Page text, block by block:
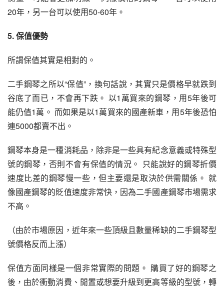
20年，另一台可以使用50-60年。
5. 保值優勢
所謂保值其實是相對的。
二手鋼琴之所以“保值”，換句話說，其實只是價格早就跌到
谷底了而已，不會再下跌。 以1萬買來的鋼琴，用5年後可
能仍值1萬。 而如果是以1萬買來的國產新車，用5年後恐怕
連5000都賣不出。
鋼琴本身是一種消耗品，除非是一些具有紀念意義或特殊型
號的鋼琴，否則不會有保值的情況。 只能說好的鋼琴折價
速度比差的鋼琴慢一些，但主要還是取決於供需關係。 就
像國產鋼琴的貶值速度非常快，因為二手國產鋼琴市場需求
不高。
（由於市場原因，近年來一些頂級且數量稀缺的二手鋼琴型
號價格反而上漲）
保值方面同樣是一個非常實際的問題。 購買了好的鋼琴之
後，由於衝動消費、閒置或想要升級到更高等級的型號，轉